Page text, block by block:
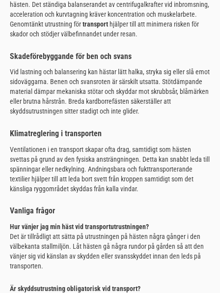
hästen. Det ständiga balanserandet av centrifugalkrafter vid inbromsning,
acceleration och kurvtagning kräver koncentration och muskelarbete.
Genomtänkt utrustning förtransport hjälper till att minimera risken för
skador och stödjer välbefinnandet under resan.
Skadeförebyggande för ben och svans
Vid lastning och balansering kan hästar lätt halka, stryka sig eller slå emot
sidoväggarna. Benen och svansroten är särskilt utsatta. Stötdämpande
material dämpar mekaniska stötar och skyddar mot skrubbsår, blåmärken
eller brutna hårstrån. Breda kardborrefästen säkerställer att
skyddsutrustningen sitter stadigt och inte glider.
Klimatreglering i transporten
Ventilationen i en transport skapar ofta drag, samtidigt som hästen
svettas på grund av den fysiska ansträngningen. Detta kan snabbt leda till
spänningar eller nedkylning. Andningsbara och fukttransporterande
textilier hjälper till att leda bort svett från kroppen samtidigt som det
känsliga ryggområdet skyddas från kalla vindar.
Vanliga frågor
Hur vänjer jag min häst vid transportutrustningen?
Det är tillrådligt att sätta på utrustningen på hästen några gånger i den
välbekanta stallmiljön. Låt hästen gå några rundor på gården så att den
vänjer sig vid känslan av skydden eller svansskyddet innan den leds på
transporten.
Är skyddsutrustning obligatorisk vid transport?